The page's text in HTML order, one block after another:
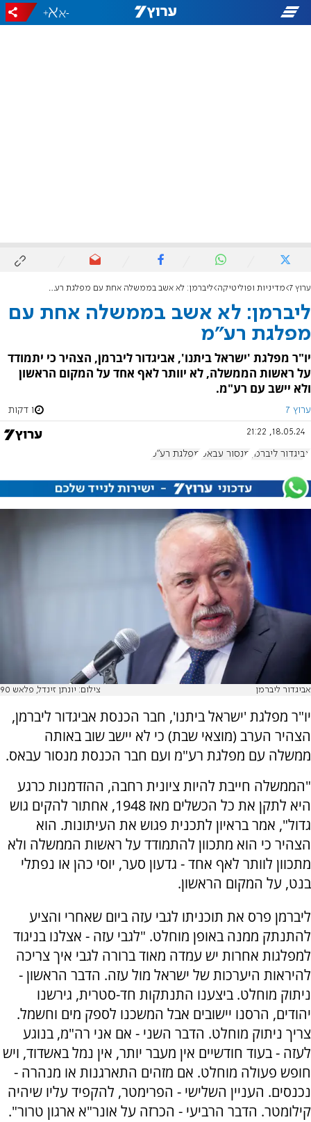
-
+
ערוץ 7 מדיניות ופוליטיקה ליברמן: לא אשב בממשלה אחת עם מפלגת רע"מ
ליברמן: לא אשב בממשלה אחת עם
מפלגת רע"מ
יו"ר מפלגת 'ישראל ביתנו', אביגדור ליברמן, הצהיר כי יתמודד
על ראשות הממשלה, לא יוותר לאף אחד על המקום הראשון
ולא יישב עם רע"מ.
ערוץ 7 1 דקות
18.05.24, 21:22
אביגדור ליברמן מנסור עבאס מפלגת רע"מ
אביגדור ליברמן צילום: יונתן זינדל, פלאש 90
יו"ר מפלגת 'ישראל ביתנו', חבר הכנסת אביגדור ליברמן,
הצהיר הערב (מוצאי שבת) כי לא יישב שוב באותה
ממשלה עם מפלגת רע"מ ועם חבר הכנסת מנסור עבאס.
"הממשלה חייבת להיות ציונית רחבה, ההזדמנות כרגע
היא לתקן את כל הכשלים מאז 1948, אחתור להקים גוש
גדול", אמר בראיון לתכנית פגוש את העיתונות. הוא
הצהיר כי הוא מתכוון להתמודד על ראשות הממשלה ולא
מתכוון לוותר לאף אחד - גדעון סער, יוסי כהן או נפתלי
בנט, על המקום הראשון.
ליברמן פרס את תוכניתו לגבי עזה ביום שאחרי והציע
להתנתק ממנה באופן מוחלט. "לגבי עזה - אצלנו בניגוד
למפלגות אחרות יש עמדה מאוד ברורה לגבי איך צריכה
להיראות היערכות של ישראל מול עזה. הדבר הראשון -
ניתוק מוחלט. ביצענו התנתקות חד-סטרית, גירשנו
יהודים, הרסנו יישובים אבל המשכנו לספק מים וחשמל.
צריך ניתוק מוחלט. הדבר השני - אם אני רה"מ, בנוגע
לעזה - בעוד חודשיים אין מעבר יותר, אין נמל באשדוד, ויש
חופש פעולה מוחלט. אם מזהים התארגנות או מנהרה -
נכנסים. העניין השלישי - הפרימטר, להקפיד עליו שיהיה
קילומטר. הדבר הרביעי - הכרזה על אונר"א ארגון טרור".